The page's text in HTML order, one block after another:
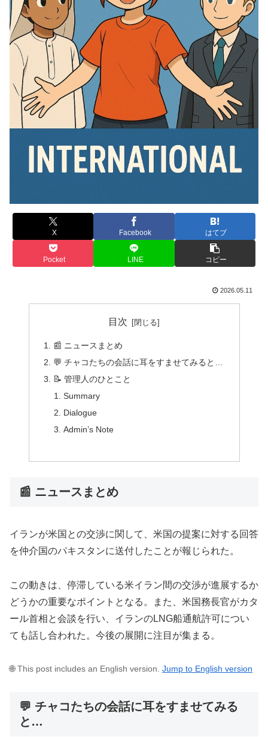
X Facebook はてブ
Pocket LINE コピー
2026.05.11
目次
📰 ニュースまとめ
💬 チャコたちの会話に耳をすませてみると…
📝 管理人のひとこと
Summary
Dialogue
Admin’s Note
📰 ニュースまとめ
イランが米国との交渉に関して、米国の提案に対する回答
を仲介国のパキスタンに送付したことが報じられた。
この動きは、停滞している米イラン間の交渉が進展するか
どうかの重要なポイントとなる。また、米国務長官がカタ
ール首相と会談を行い、イランのLNG船通航許可につい
ても話し合われた。今後の展開に注目が集まる。
🌐 This post includes an English version. Jump to English version
💬 チャコたちの会話に耳をすませてみる
と…